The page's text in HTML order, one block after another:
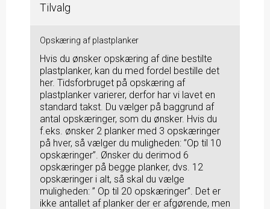
Tilvalg
Opskæring af plastplanker
Hvis du ønsker opskæring af dine bestilte
plastplanker, kan du med fordel bestille det
her. Tidsforbruget på opskæring af
plastplanker varierer, derfor har vi lavet en
standard takst. Du vælger på baggrund af
antal opskæringer, som du ønsker. Hvis du
f.eks. ønsker 2 planker med 3 opskæringer
på hver, så vælger du muligheden: ”Op til 10
opskæringer”. Ønsker du derimod 6
opskæringer på begge planker, dvs. 12
opskæringer i alt, så skal du vælge
muligheden: ” Op til 20 opskæringer”. Det er
ikke antallet af planker der er afgørende, men